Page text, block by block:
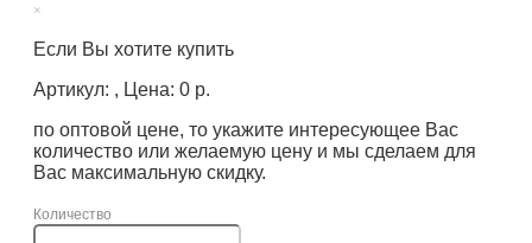
×
Если Вы хотите купить
Артикул: , Цена: 0 р.
по оптовой цене, то укажите интересующее Вас
количество или желаемую цену и мы сделаем для
Вас максимальную скидку.
Количество